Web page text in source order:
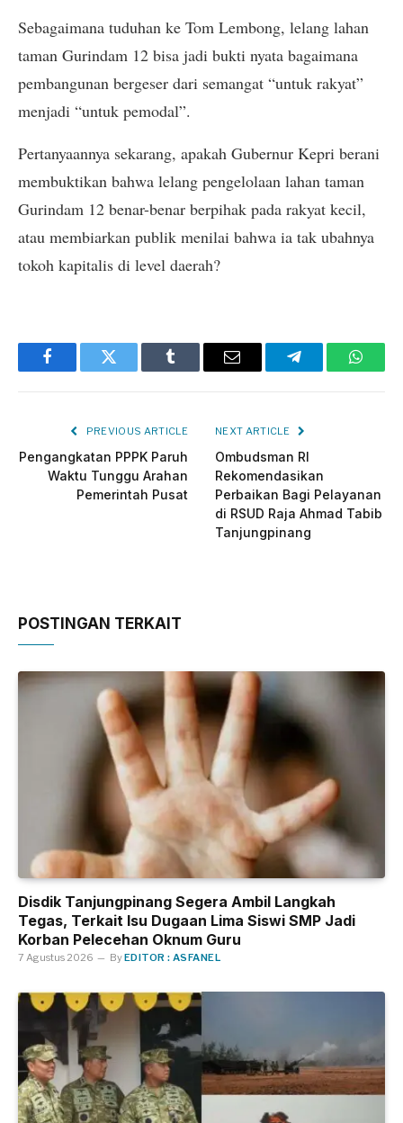
Sebagaimana tuduhan ke Tom Lembong, lelang lahan
taman Gurindam 12 bisa jadi bukti nyata bagaimana
pembangunan bergeser dari semangat “untuk rakyat”
menjadi “untuk pemodal”.
Pertanyaannya sekarang, apakah Gubernur Kepri berani
membuktikan bahwa lelang pengelolaan lahan taman
Gurindam 12 benar-benar berpihak pada rakyat kecil,
atau membiarkan publik menilai bahwa ia tak ubahnya
tokoh kapitalis di level daerah?
FacebookTwitter Tumblr Email Telegram
PREVIOUS ARTICLE
Pengangkatan PPPK Paruh
Waktu Tunggu Arahan
Pemerintah Pusat
NEXT ARTICLE
Ombudsman RI
Rekomendasikan
Perbaikan Bagi Pelayanan
di RSUD Raja Ahmad Tabib
Tanjungpinang
POSTINGAN TERKAIT
Disdik Tanjungpinang Segera Ambil Langkah
Tegas, Terkait Isu Dugaan Lima Siswi SMP Jadi
Korban Pelecehan Oknum Guru
7 Agustus 2026 ByEDITOR : ASFANEL